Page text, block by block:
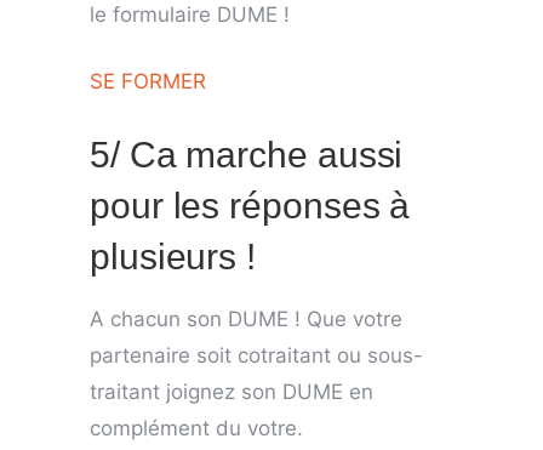
le formulaire DUME !
SE FORMER
5/ Ca marche aussi
pour les réponses à
plusieurs !
A chacun son DUME ! Que votre
partenaire soit cotraitant ou sous-
traitant joignez son DUME en
complément du votre.